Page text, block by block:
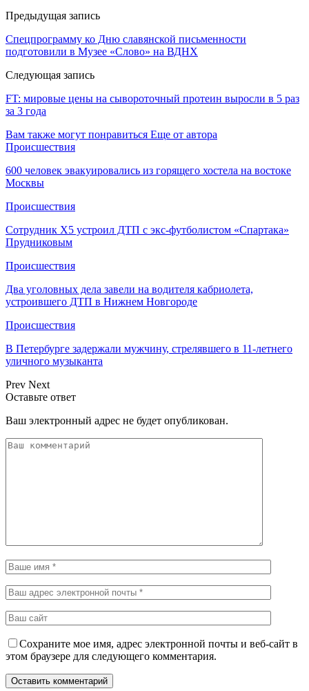
Предыдущая запись
Спецпрограмму ко Дню славянской письменности
подготовили в Музее «Слово» на ВДНХ
Следующая запись
FT: мировые цены на сывороточный протеин выросли в 5 раз
за 3 года
Вам также могут понравиться Еще от автора
Происшествия
600 человек эвакуировались из горящего хостела на востоке
Москвы
Происшествия
Сотрудник Х5 устроил ДТП с экс-футболистом «Спартака»
Прудниковым
Происшествия
Два уголовных дела завели на водителя кабриолета,
устроившего ДТП в Нижнем Новгороде
Происшествия
В Петербурге задержали мужчину, стрелявшего в 11-летнего
уличного музыканта
Prev Next
Оставьте ответ
Ваш электронный адрес не будет опубликован.
Сохраните мое имя, адрес электронной почты и веб-сайт в
этом браузере для следующего комментария.